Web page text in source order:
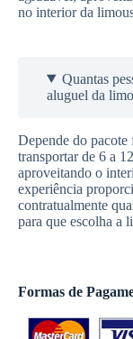
no interior da
Quantas
aluguel da
Depende do
transportar de 6 a
aproveitando o
experiência
contratualmente
para que escolha a
Formas de